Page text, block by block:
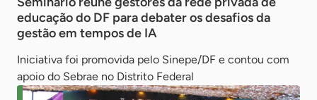
educação do DF para debater os desafios da
gestão em tempos de IA
Iniciativa foi promovida pelo Sinepe/DF e contou com
apoio do Sebrae no Distrito Federal